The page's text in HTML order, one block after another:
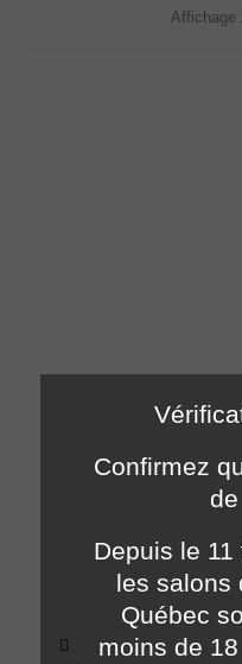
Affichage

Confirmez
Depuis le
les salons
Québec
moins de